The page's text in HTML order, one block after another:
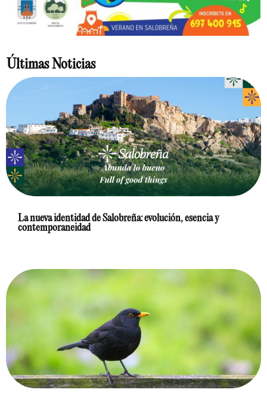
Últimas Noticias
La nueva identidad de Salobreña: evolución, esencia y
contemporaneidad